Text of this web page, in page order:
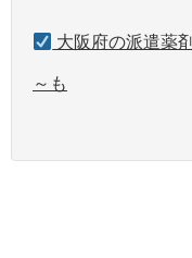
大阪府の派遣薬
～も